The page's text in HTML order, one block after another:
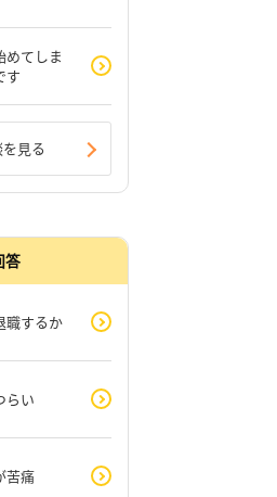
めてしま
す
見る
答
職するか
らい
苦痛